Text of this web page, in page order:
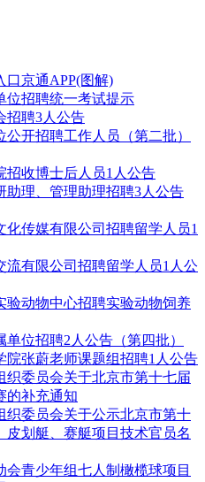
口京通APP(图解)
位招聘统一考试提示
招聘3人公告
开招聘工作人员（第二批）
招收博士后人员1人公告
助理、管理助理招聘3人公告
化传媒有限公司招聘留学人员1
流有限公司招聘留学人员1人公
验动物中心招聘实验动物饲养
位招聘2人公告（第四批）
院张蔚老师课题组招聘1人公告
织委员会关于北京市第十七届
的补充通知
织委员会关于公示北京市第十
皮划艇、赛艇项目技术官员名
青少年组七人制橄榄球项目